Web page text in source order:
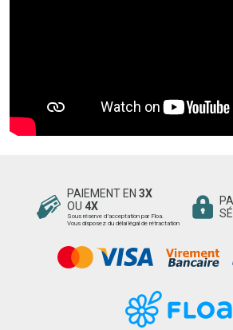
PAIEMENT EN 3X
OU 4X
Sous réserve d’acceptation par Floa.
Vous disposez du délai légal de rétractation